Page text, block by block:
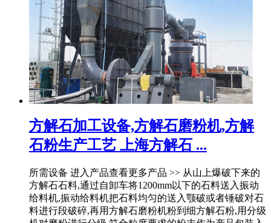
方解石加工设备,方解石磨粉机,方解
石粉生产工艺 上海方解石 ...
所需设备 进入产品查看更多产品 >> 从山上爆破下来的
方解石石料,通过自卸车将1200mm以下的石料送入振动
给料机,振动给料机把石料均匀的送入颚破或者锤破对石
料进行段破碎,再用方解石磨粉机粉到细方解石粉,用分级